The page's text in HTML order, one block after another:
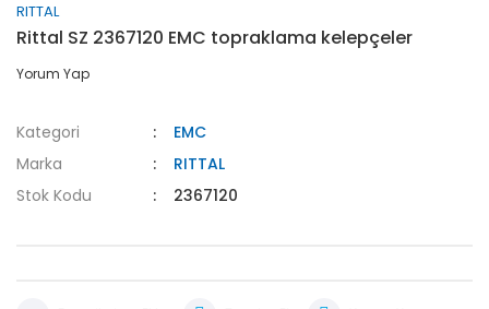
RITTAL
Rittal SZ 2367120 EMC topraklama kelepçeler
Yorum Yap
Kategori
EMC
Marka
RITTAL
Stok Kodu
2367120